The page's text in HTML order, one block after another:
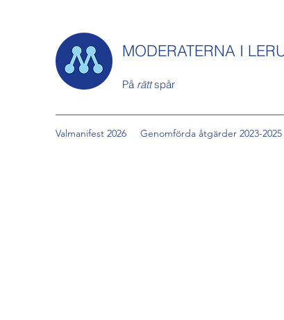
MODERATERNA I
På rättspår
Valmanifest 2026 Genomförda åtgärder 2023-2025